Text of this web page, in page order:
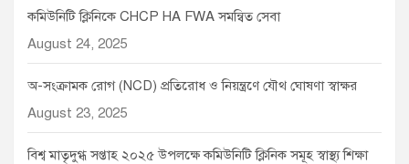
কমিউনিটি ক্লিনিকে CHCP HA FWA সমন্বিত সেবা
August 24, 2025
অ-সংক্রামক রোগ (NCD) প্রতিরোধ ও নিয়ন্ত্রণে যৌথ ঘোষণা স্বাক্ষর
August 23, 2025
বিশ্ব মাতৃদুগ্ধ সপ্তাহ ২০২৫ উপলক্ষে কমিউনিটি ক্লিনিক সমূহ স্বাস্থ্য শিক্ষা